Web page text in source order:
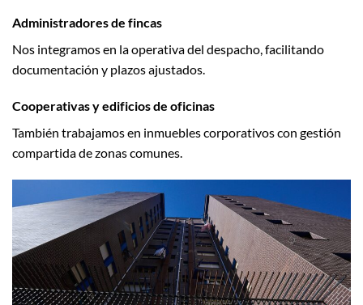
Administradores de fincas
Nos integramos en la operativa del despacho, facilitando
documentación y plazos ajustados.
Cooperativas y edificios de oficinas
También trabajamos en inmuebles corporativos con gestión
compartida de zonas comunes.